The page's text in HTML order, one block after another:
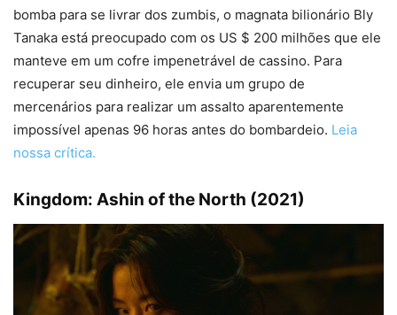
bomba para se livrar dos zumbis, o magnata bilionário Bly
Tanaka está preocupado com os US $ 200 milhões que ele
manteve em um cofre impenetrável de cassino. Para
recuperar seu dinheiro, ele envia um grupo de
mercenários para realizar um assalto aparentemente
impossível apenas 96 horas antes do bombardeio. Leia
nossa crítica.
Kingdom: Ashin of the North (2021)